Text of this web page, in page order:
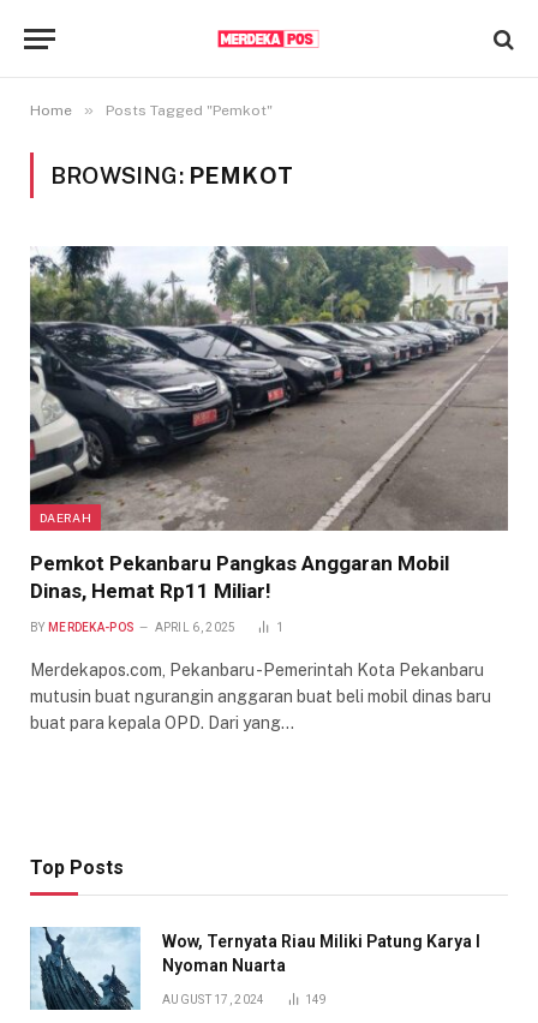
Home » Posts Tagged "Pemkot"
BROWSING: PEMKOT
DAERAH
Pemkot Pekanbaru Pangkas Anggaran Mobil
Dinas, Hemat Rp11 Miliar!
BY MERDEKA-POS APRIL 6, 2025 1
Merdekapos.com, Pekanbaru -Pemerintah Kota Pekanbaru
mutusin buat ngurangin anggaran buat beli mobil dinas baru
buat para kepala OPD. Dari yang…
Top Posts
Wow, Ternyata Riau Miliki Patung Karya I
Nyoman Nuarta
AUGUST 17, 2024 149